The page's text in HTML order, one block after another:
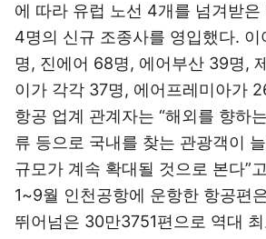
에 따라 유럽 노선 4개를 넘겨받은
4명의 신규 조종사를 영입했다.
명, 진에어 68명, 에어부산 39명,
이가 각각 37명, 에어프레미아가
항공 업계 관계자는 “해외를 향하
류 등으로 국내를 찾는 관광객이
규모가 계속 확대될 것으로 본다”
1~9월 인천공항에 운항한 항공편
뛰어넘은 30만3751편으로 역대